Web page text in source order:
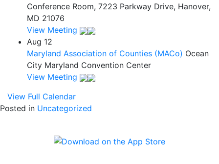
Conference Room, 7223 Parkway Drive, Hanover,
MD 21076
View Meeting
Aug 12
Maryland Association of Counties (MACo) Ocean
City Maryland Convention Center
View Meeting
View Full Calendar
Posted in Uncategorized